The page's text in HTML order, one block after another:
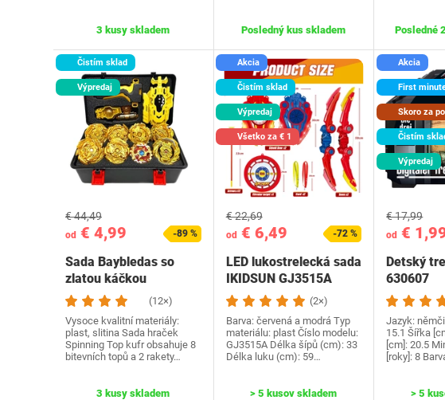
3 kusy skladem Posledný kus skladem Posledné
Čistím sklad
Výpredaj
od € 4,99
€ 44,49
-89 %
Sada Baybledas so
zlatou káčkou
(12×)
Vysoce kvalitní materiály:
plast, slitina Sada hraček
Spinning Top kufr obsahuje 8
bitevních topů a 2 rakety…
3 kusy skladem
Akcia
Čistím sklad
Výpredaj
Všetko za € 1
od€ 6,49
€ 22,69
-72 %
LED lukostrelecká sada
IKIDSUN GJ3515A
(2×)
Barva: červená a modrá Typ
materiálu: plast Číslo modelu:
‎GJ3515A Délka šípů (cm): 33
Délka luku (cm): 59…
> 5 kusov skladem
Akcia
First
Skoro za
Čistím
Výpredaj
od €
€ 17,99
Detský
630607
Jazyk:‎
15.1 Šířka
[cm]: 20.5
[roky]: 8
> 5